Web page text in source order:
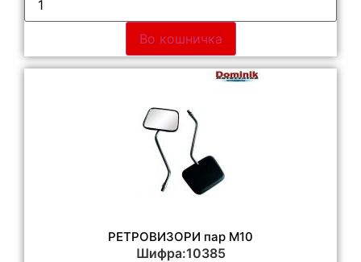
Во кошничка
РЕТРОВИЗОРИ пар М10
Шифра:10385